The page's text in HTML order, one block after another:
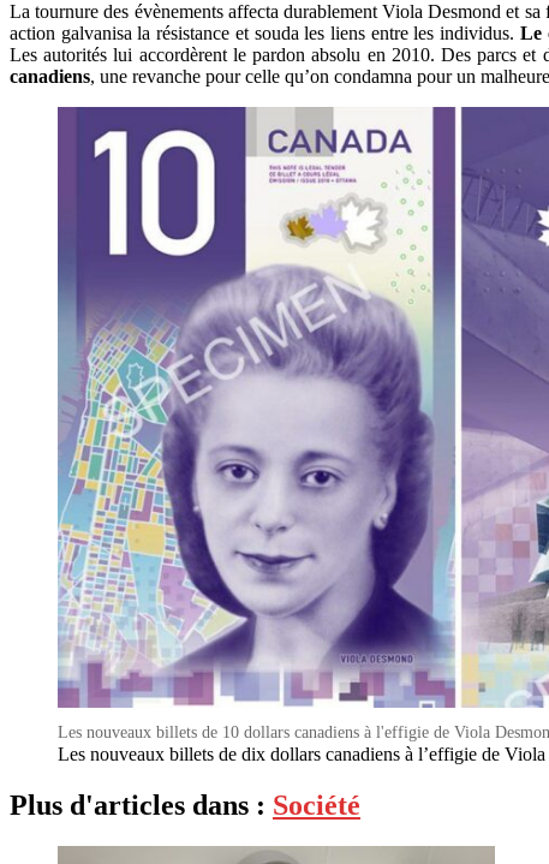
La tournure des évènements affecta durablement Viola Desmond et
action galvanisa la résistance et souda les liens entre les individus. Le
Les autorités lui accordèrent le pardon absolu en 2010. Des parcs et
canadiens, une revanche pour celle qu’on condamna pour un
Les nouveaux billets de 10 dollars canadiens à l'effigie de Viola
Les nouveaux billets de dix dollars canadiens à l’effigie de
Plus d'articles dans : Société